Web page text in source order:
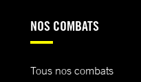
NOS COMBATS
Tous nos combats